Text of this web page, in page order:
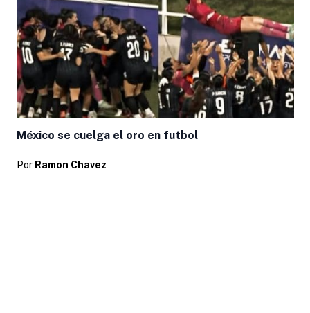
México se cuelga el oro en futbol
Por Ramon Chavez